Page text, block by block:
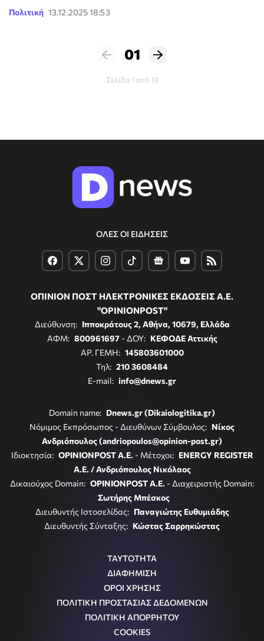
Πολιτική 13.12.2025 18:53
01
Σελίδα 1 από 19
ΟΛΕΣ ΟΙ ΕΙΔΗΣΕΙΣ
ΟΠΙΝΙΟΝ ΠΟΣΤ ΗΛΕΚΤΡΟΝΙΚΕΣ ΕΚΔΟΣΕΙΣ Α.Ε.
"OPINIONPOST"
Διεύθυνση: Ιπποκράτους 2, Αθήνα, 10679, Ελλάδα
ΑΦΜ: 800961697- ΔΟΥ: ΚΕΦΟΔΕ Αττικής
ΑΡ. ΓΕΜΗ: 145803601000
Τηλ: 210 3608484
E-mail: info@dnews.gr
Domain name: Dnews.gr (Dikaiologitika.gr)
Νόμιμος Εκπρόσωπος - Διευθύνων Σύμβουλος: Νίκος
Ανδριόπουλος (andriopoulos@opinion-post.gr)
Ιδιοκτησία: OPINIONPOST A.E. - Μέτοχοι: ENERGY REGISTER
Α.Ε. / Ανδριόπουλος Νικόλαος
Δικαιούχος Domain: OPINIONPOST A.E. - Διαχειριστής Domain:
Σωτήρης Μπέσκος
Διευθυντής Ιστοσελίδας: Παναγιώτης Ευθυμιάδης
Διευθυντής Σύνταξης: Κώστας Σαρρηκώστας
ΤΑΥΤΟΤΗΤΑ
ΔΙΑΦΗΜΙΣΗ
ΟΡΟΙ ΧΡΗΣΗΣ
ΠΟΛΙΤΙΚΗ ΠΡΟΣΤΑΣΙΑΣ ΔΕΔΟΜΕΝΩΝ
ΠΟΛΙΤΙΚΗ ΑΠΟΡΡΗΤΟΥ
COOKIES